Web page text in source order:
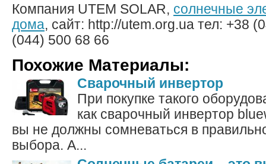
Компания UTEM SOLAR, солнечные
дома, сайт: http://utem.org.ua тел: +38
(044) 500 68 66
Похожие Материалы:
Сварочный инвертор
При покупке такого
как сварочный инвертор
вы не должны сомневаться в
выбора. А...